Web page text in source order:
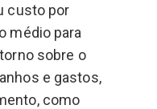
custo por
médio para
sobre o
e gastos,
como